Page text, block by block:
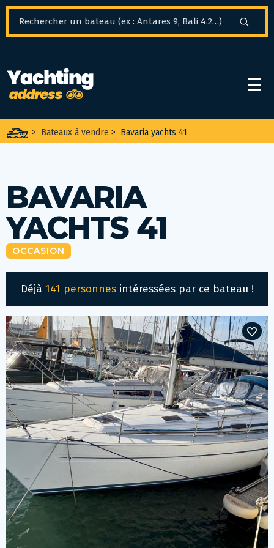
> Bateaux à vendre > Bavaria yachts 41
BAVARIA
YACHTS 41
OCCASION
Déjà 141 personnesintéressées par ce bateau !
Panneau de gestion des cookies